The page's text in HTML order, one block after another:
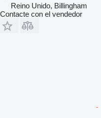
Reino Unido, Billingham
Contacte con el vendedor